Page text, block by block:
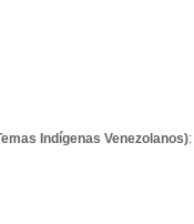
Indígenas Venezolanos):